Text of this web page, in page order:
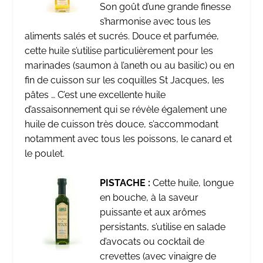
Son goût d’une grande finesse
s’harmonise avec tous les
aliments salés et sucrés. Douce et parfumée,
cette huile s’utilise particulièrement pour les
marinades (saumon à l’aneth ou au basilic) ou en
fin de cuisson sur les coquilles St Jacques, les
pâtes … C’est une excellente huile
d’assaisonnement qui se révèle également une
huile de cuisson très douce, s’accommodant
notamment avec tous les poissons, le canard et
le poulet.
PISTACHE : Cette huile, longue
en bouche, à la saveur
puissante et aux arômes
persistants, s’utilise en salade
d’avocats ou cocktail de
crevettes (avec vinaigre de